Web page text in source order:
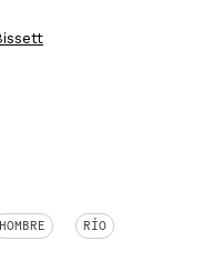
HOMBRE RÍO